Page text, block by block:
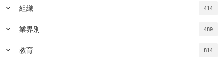
keyboard_arrow_down 組織 414
keyboard_arrow_down 業界別 489
keyboard_arrow_down 教育 814